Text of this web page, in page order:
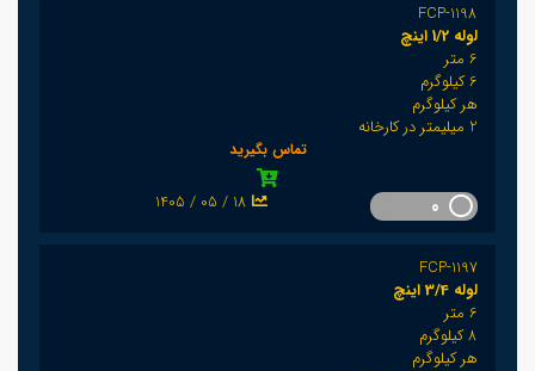
FCP-1198
لوله 1/2 اینچ
6 متر
6 کیلوگرم
هر کیلوگرم
2 میلیمتر در کارخانه
تماس بگیرید
1405 / 05 / 18
FCP-1197
لوله 3/4 اینچ
6 متر
8 کیلوگرم
هر کیلوگرم